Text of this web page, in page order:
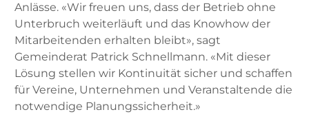
Anlässe. «Wir freuen uns, dass der Betrieb ohne
Unterbruch weiterläuft und das Knowhow der
Mitarbeitenden erhalten bleibt», sagt
Gemeinderat Patrick Schnellmann. «Mit dieser
Lösung stellen wir Kontinuität sicher und schaffen
für Vereine, Unternehmen und Veranstaltende die
notwendige Planungssicherheit.»